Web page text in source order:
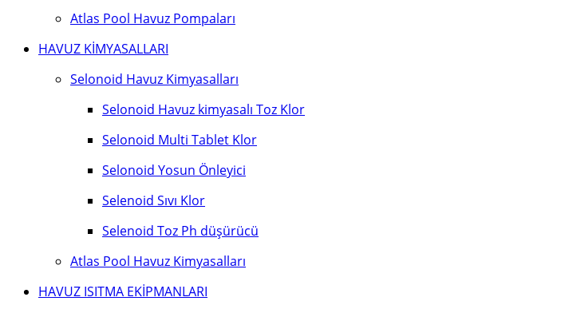
Atlas Pool Havuz Pompaları
HAVUZ KİMYASALLARI
Selonoid Havuz Kimyasalları
Selonoid Havuz kimyasalı Toz Klor
Selonoid Multi Tablet Klor
Selonoid Yosun Önleyici
Selenoid Sıvı Klor
Selenoid Toz Ph düşürücü
Atlas Pool Havuz Kimyasalları
HAVUZ ISITMA EKİPMANLARI